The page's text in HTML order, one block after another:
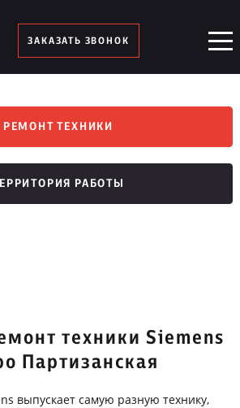
ЗАКАЗАТЬ ЗВОНОК
РЕМОНТ ТЕХНИКИ
РАБОТЫ
техники Siemens
Партизанская
выпускает самую разную технику,